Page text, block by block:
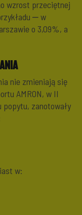
wzrost przeciętnej
‒ w
o 3,09%, a
nie zmieniają się
AMRON, w II
zanotowały
w: